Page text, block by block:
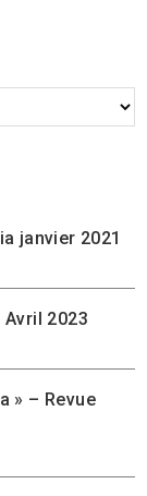
janvier 2021
Avril 2023
» – Revue